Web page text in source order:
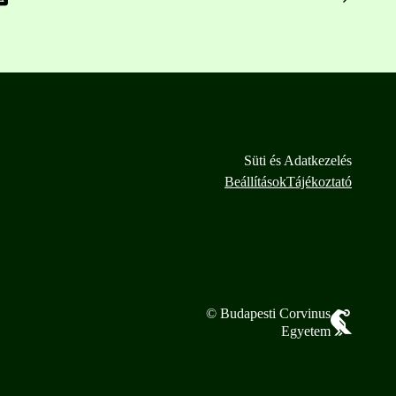
Süti és Adatkezelés
BeállításokTájékoztató
© Budapesti Corvinus
Egyetem